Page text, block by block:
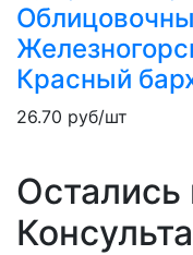
Красный
26.70 руб/шт